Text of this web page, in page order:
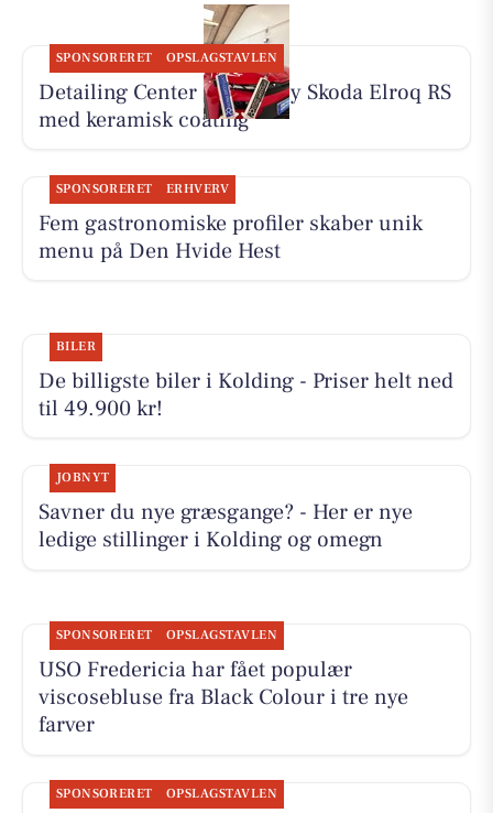
SPONSORERET OPSLAGSTAVLEN
Detailing Center klargør ny Skoda Elroq RS
med keramisk coating
SPONSORERET ERHVERV
Fem gastronomiske profiler skaber unik
menu på Den Hvide Hest
BILER
De billigste biler i Kolding - Priser helt ned
til 49.900 kr!
JOBNYT
Savner du nye græsgange? - Her er nye
ledige stillinger i Kolding og omegn
SPONSORERET OPSLAGSTAVLEN
USO Fredericia har fået populær
viscosebluse fra Black Colour i tre nye
farver
SPONSORERET OPSLAGSTAVLEN